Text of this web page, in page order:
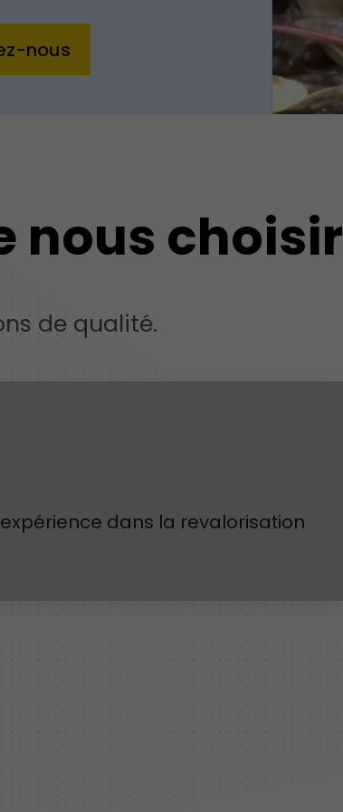
nous
nous choisir
de qualité.
dans la revalorisation